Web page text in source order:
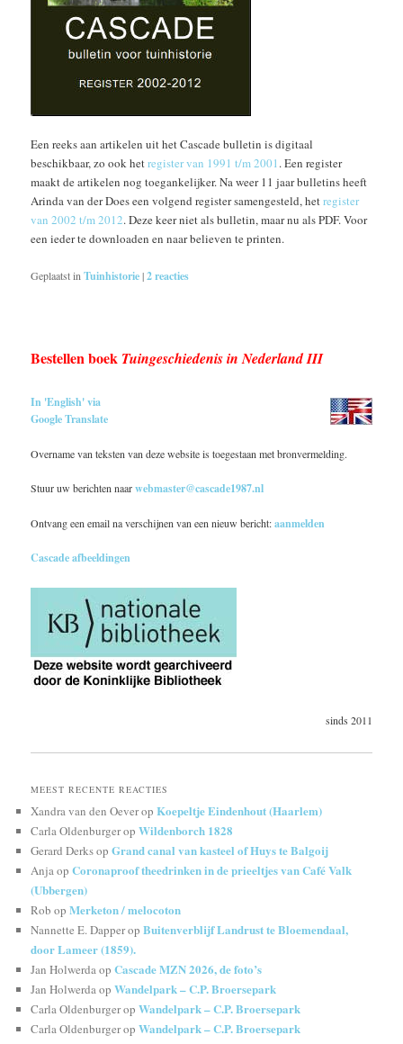
Een reeks aan artikelen uit het Cascade bulletin is digitaal
beschikbaar, zo ook hetregister van 1991 t/m 2001. Een register
maakt de artikelen nog toegankelijker. Na weer 11 jaar bulletins heeft
Arinda van der Does een volgend register samengesteld, hetregister
van 2002 t/m 2012. Deze keer niet als bulletin, maar nu als PDF. Voor
een ieder te downloaden en naar believen te printen.
Geplaatst in Tuinhistorie|2reacties
Bestellen boek Tuingeschiedenis in Nederland III
In 'English' via
Google Translate
Overname van teksten van deze website is toegestaan met bronvermelding.
Stuur uw berichten naarwebmaster@cascade1987.nl
Ontvang een email na verschijnen van een nieuw bericht:aanmelden
Cascade afbeeldingen
sinds 2011
MEEST RECENTE REACTIES
Xandra van den OeveropKoepeltje Eindenhout (Haarlem)
Carla OldenburgeropWildenborch 1828
Gerard DerksopGrand canal van kasteel of Huys te Balgoij
AnjaopCoronaproof theedrinken in de prieeltjes van Café Valk
(Ubbergen)
Rob opMerketon / melocoton
Nannette E. DapperopBuitenverblijf Landrust te Bloemendaal,
door Lameer (1859).
Jan HolwerdaopCascade MZN 2026, de foto’s
Jan HolwerdaopWandelpark – C.P. Broersepark
Carla OldenburgeropWandelpark – C.P. Broersepark
Carla OldenburgeropWandelpark – C.P. Broersepark